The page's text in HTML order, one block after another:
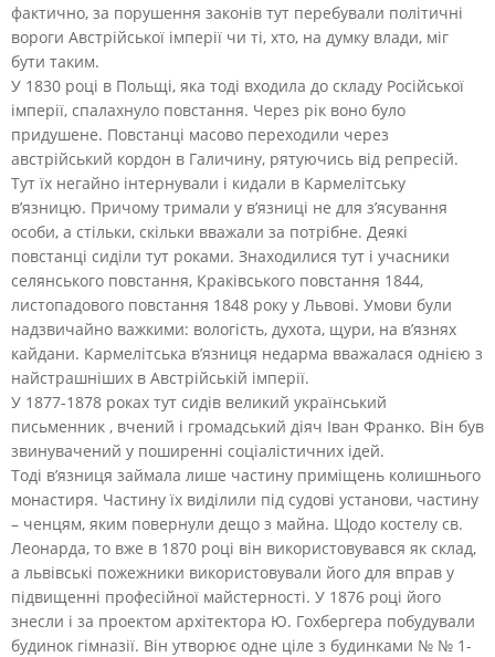
фактично, за порушення законів тут перебували політичні
вороги Австрійської імперії чи ті, хто, на думку влади, міг
бути таким.
У 1830 році в Польщі, яка тоді входила до складу Російської
імперії, спалахнуло повстання. Через рік воно було
придушене. Повстанці масово переходили через
австрійський кордон в Галичину, рятуючись від репресій.
Тут їх негайно інтернували і кидали в Кармелітську
в’язницю. Причому тримали у в’язниці не для з’ясування
особи, а стільки, скільки вважали за потрібне. Деякі
повстанці сиділи тут роками. Знаходилися тут і учасники
селянського повстання, Краківського повстання 1844,
листопадового повстання 1848 року у Львові. Умови були
надзвичайно важкими: вологість, духота, щури, на в’язнях
кайдани. Кармелітська в’язниця недарма вважалася однією з
найстрашніших в Австрійській імперії.
У 1877-1878 роках тут сидів великий український
письменник , вчений і громадський діяч Іван Франко. Він був
звинувачений у поширенні соціалістичних ідей.
Тоді в’язниця займала лише частину приміщень колишнього
монастиря. Частину їх виділили під судові установи, частину
– ченцям, яким повернули дещо з майна. Щодо костелу св.
Леонарда, то вже в 1870 році він використовувався як склад,
а львівські пожежники використовували його для вправ у
підвищенні професійної майстерності. У 1876 році його
знесли і за проектом архітектора Ю. Гохбергера побудували
будинок гімназії. Він утворює одне ціле з будинками № № 1-